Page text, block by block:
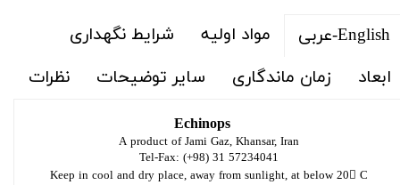
English-عربی مواد اولیه
شرایط نگهداری
ابعاد
زمان ماندگاری سایر توضیحات نظرات
Echinops
A product of Jami Gaz, Khansar, Iran
Tel-Fax: (+98) 31 57234041
Keep in cool and dry place, away from sunlight, at below 20 C